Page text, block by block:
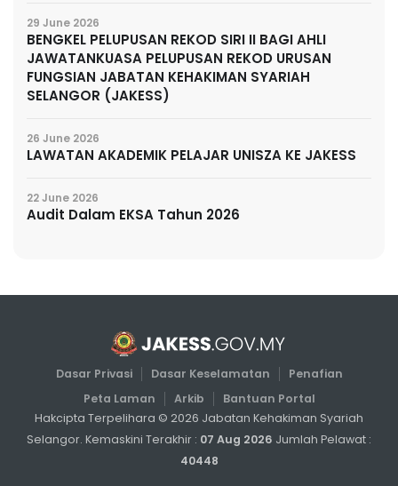
29 June 2026
BENGKEL PELUPUSAN REKOD SIRI II BAGI AHLI
JAWATANKUASA PELUPUSAN REKOD URUSAN
FUNGSIAN JABATAN KEHAKIMAN SYARIAH
SELANGOR (JAKESS)
26 June 2026
LAWATAN AKADEMIK PELAJAR UNISZA KE JAKESS
22 June 2026
Audit Dalam EKSA Tahun 2026
Dasar Privasi Dasar Keselamatan
Penafian
Peta Laman
Arkib
Bantuan Portal
Hakcipta Terpelihara © 2026 Jabatan Kehakiman Syariah
Selangor. Kemaskini Terakhir : 07 Aug 2026 Jumlah Pelawat :
40448